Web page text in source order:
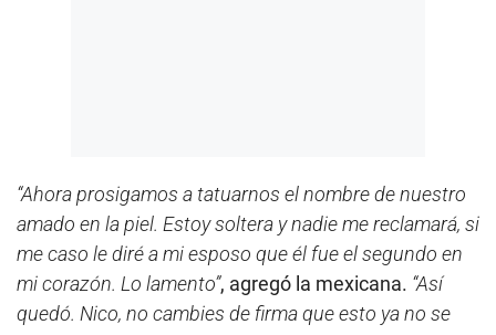
“Ahora prosigamos a tatuarnos el nombre de nuestro
amado en la piel. Estoy soltera y nadie me reclamará, si
me caso le diré a mi esposo que él fue el segundo en
mi corazón. Lo lamento”, agregó la mexicana. “Así
quedó. Nico, no cambies de firma que esto ya no se